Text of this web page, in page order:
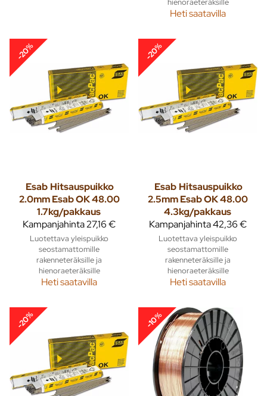
Heti saatavilla
-20%
Esab Hitsauspuikko
2.0mm Esab OK 48.00
1.7kg/pakkaus
Kampanjahinta27,16 €
Luotettava yleispuikko
seostamattomille
rakenneteräksille ja
hienoraeteräksille
Heti saatavilla
-20%
Esab Hitsauspuikko
2.5mm Esab OK 48.00
4.3kg/pakkaus
Kampanjahinta42,36 €
Luotettava yleispuikko
seostamattomille
rakenneteräksille ja
hienoraeteräksille
Heti saatavilla
-20% -10%